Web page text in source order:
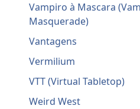
Vampiro à Mascara
Masquerade)
Vantagens
Vermilium
VTT (Virtual Tabletop)
Weird West